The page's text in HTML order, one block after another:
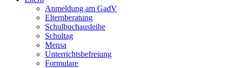
Anmeldung am GadV
Elternberatung
Schulbuchausleihe
Schultag
Mensa
Unterrichtsbefreiung
Formulare